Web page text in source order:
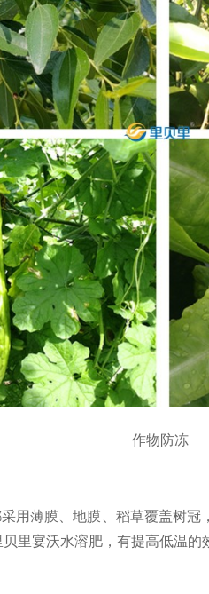
作物防冻
用薄膜、地膜、稻草覆盖树
里宴沃水溶肥，有提高低温的